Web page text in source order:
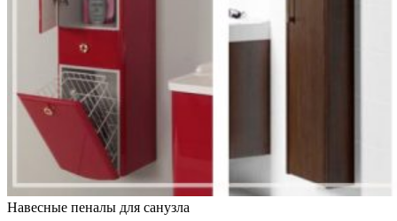
Навесные пеналы для санузла